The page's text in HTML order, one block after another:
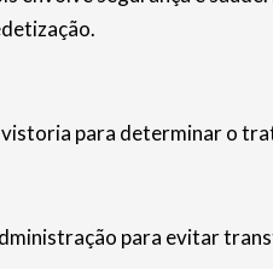
vistoria para determinar o
para evitar